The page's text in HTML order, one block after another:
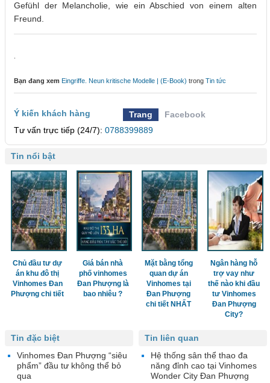
Gefühl der Melancholie, wie ein Abschied von einem alten
Freund.
Bạn đang xem Eingriffe. Neun kritische Modelle | (E-Book) trong Tin tức
Ý kiến khách hàng Trang
Facebook
Tư vấn trực tiếp (24/7): 0788399889
Tin nổi bật
Chủ đầu tư dự
án khu đô thị
Vinhomes Đan
Phượng chi tiết
Giá bán nhà
phố vinhomes
Đan Phượng là
bao nhiêu ?
Mặt bằng tổng
quan dự án
Vinhomes tại
Đan Phượng
chi tiết NHẤT
Ngân hàng hỗ
trợ vay như
thế nào khi đầu
tư Vinhomes
Đan Phượng
City?
Tin liên quan
Hệ thống sân thể thao đa
năng đỉnh cao tại Vinhomes
Wonder City Đan Phượng
Tin đặc biệt
Vinhomes Đan Phượng “siêu
phẩm” đầu tư không thể bỏ
qua